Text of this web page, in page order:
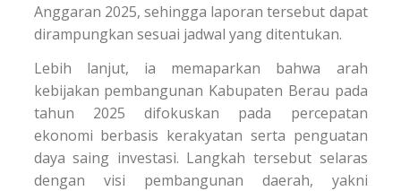
Anggaran 2025, sehingga laporan tersebut dapat
dirampungkan sesuai jadwal yang ditentukan.
Lebih lanjut, ia memaparkan bahwa arah
kebijakan pembangunan Kabupaten Berau pada
tahun 2025 difokuskan pada percepatan
ekonomi berbasis kerakyatan serta penguatan
daya saing investasi. Langkah tersebut selaras
dengan visi pembangunan daerah, yakni